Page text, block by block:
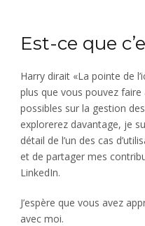
Est-ce que
Harry dirait «La pointe de
plus que vous pouvez
possibles sur la gestion
explorerez davantage, je
détail de l’un des cas
et de partager mes
LinkedIn.
J’espère que vous avez
avec moi.